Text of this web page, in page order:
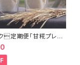
定期便「甘糀プレー
本」